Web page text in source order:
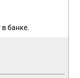
в банке.